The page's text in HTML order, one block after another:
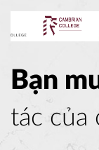
Bạn
tác của